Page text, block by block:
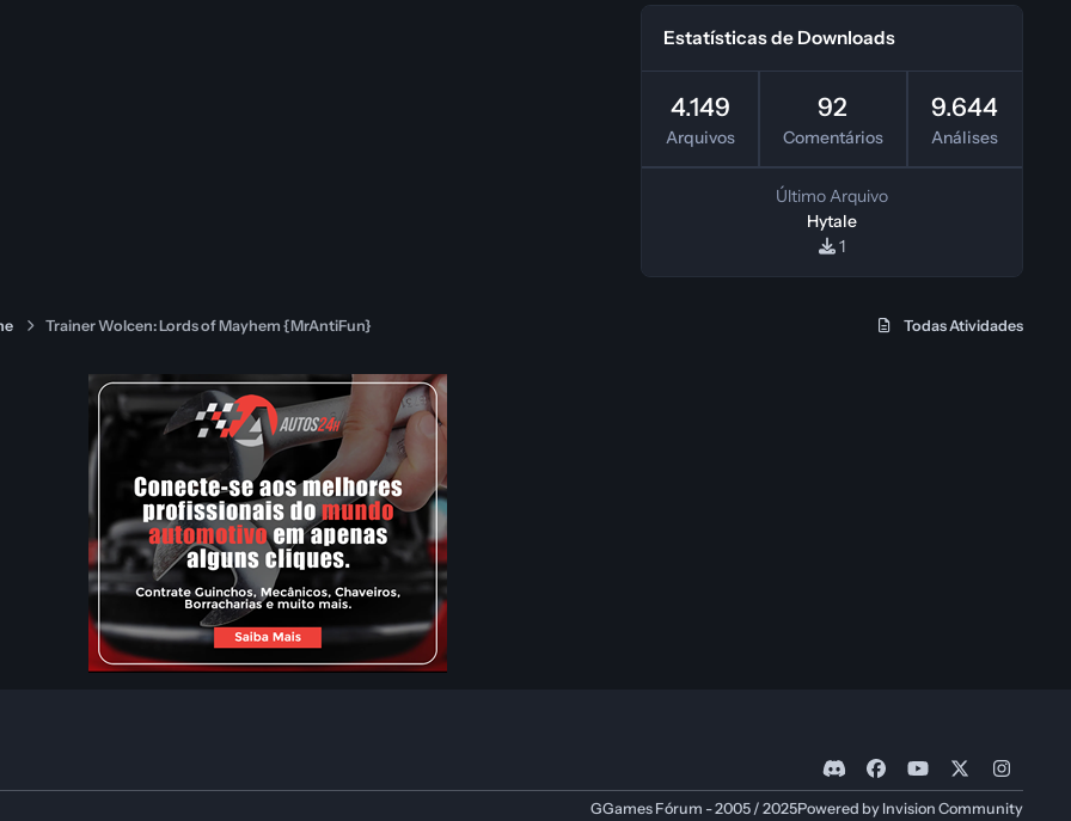
Estatísticas de Downloads
4.149
Arquivos
92
Comentários
9.644
Análises
Último Arquivo
Hytale
1
Trainer Wolcen: Lords of Mayhem {MrAntiFun} Todas Atividades
d
i
a
o
n
GGames Fórum - 2005 / 2025Powered by Invision Community